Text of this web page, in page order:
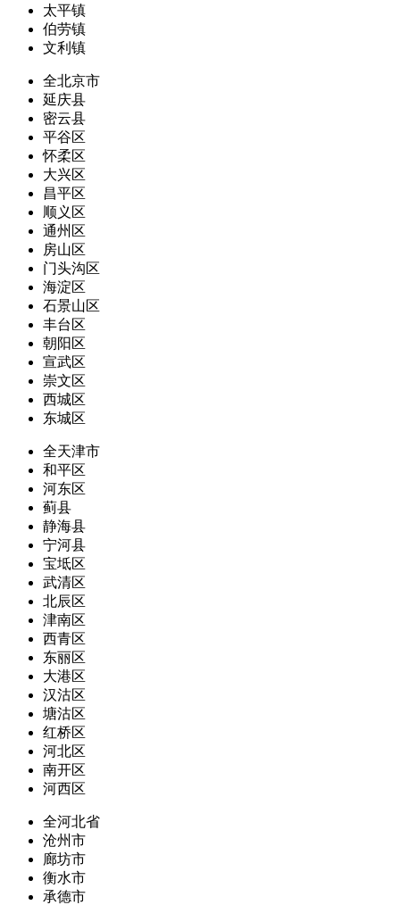
太平镇
伯劳镇
文利镇
全北京市
延庆县
密云县
平谷区
怀柔区
大兴区
昌平区
顺义区
通州区
房山区
门头沟区
海淀区
石景山区
丰台区
朝阳区
宣武区
崇文区
西城区
东城区
全天津市
和平区
河东区
蓟县
静海县
宁河县
宝坻区
武清区
北辰区
津南区
西青区
东丽区
大港区
汉沽区
塘沽区
红桥区
河北区
南开区
河西区
全河北省
沧州市
廊坊市
衡水市
承德市